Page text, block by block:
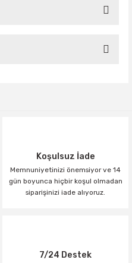
Koşulsuz İade
Memnuniyetinizi önemsiyor ve 14
gün boyunca hiçbir koşul olmadan
siparişinizi iade alıyoruz.
7/24 Destek